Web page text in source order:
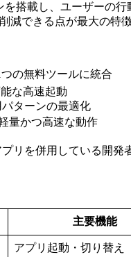
搭載し、ユーザーの
減できる点が最大の特徴
の無料ツールに統合
な高速起動
ターンの最適化
量かつ高速な動作
リを併用している開発
主要機能
アプリ起動・切り替え